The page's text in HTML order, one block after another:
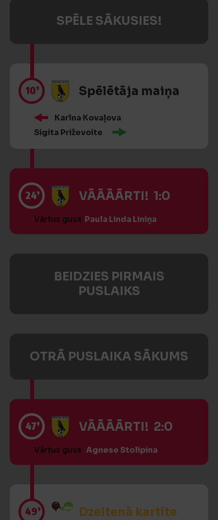
SPĒLE SĀKUSIES!
10’ Spēlētāja maiņa
Karīna Kovaļova
Sigita Priževoite
24’ VĀĀĀĀRTI! 1:0
Vārtus guva Paula Linda Liniņa
BEIDZIES PIRMAIS
PUSLAIKS
OTRĀ PUSLAIKA SĀKUMS
47’ VĀĀĀĀRTI! 2:0
Vārtus guva Agnese Stolipina
49’ Dzeltenā kartīte